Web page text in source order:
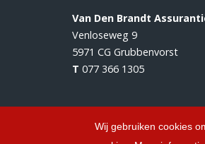
Wij gebruiken cookies
Van Den Brandt
Venloseweg 9
5971 CG Grubbenvorst
T 077 366 1305